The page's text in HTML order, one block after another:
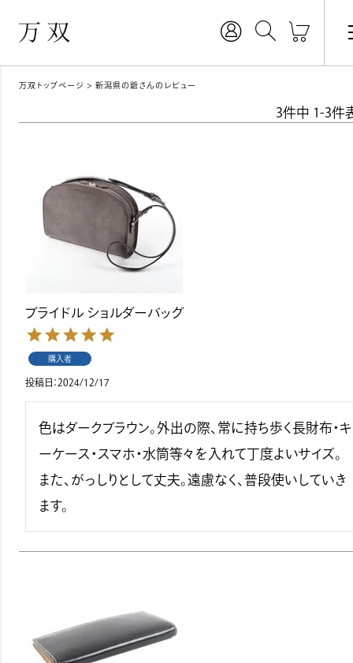
万双トップページ 新潟県の爺さんのレビュー
3件中 1-3件
ブライドル ショルダーバッグ
購入者
投稿日 2024/12/17
色はダークブラウン。外出の際、常に持ち歩く長財布・キ
ーケース・スマホ・水筒等々を入れて丁度よいサイズ。
また、がっしりとして丈夫。遠慮なく、普段使いしていき
ます。